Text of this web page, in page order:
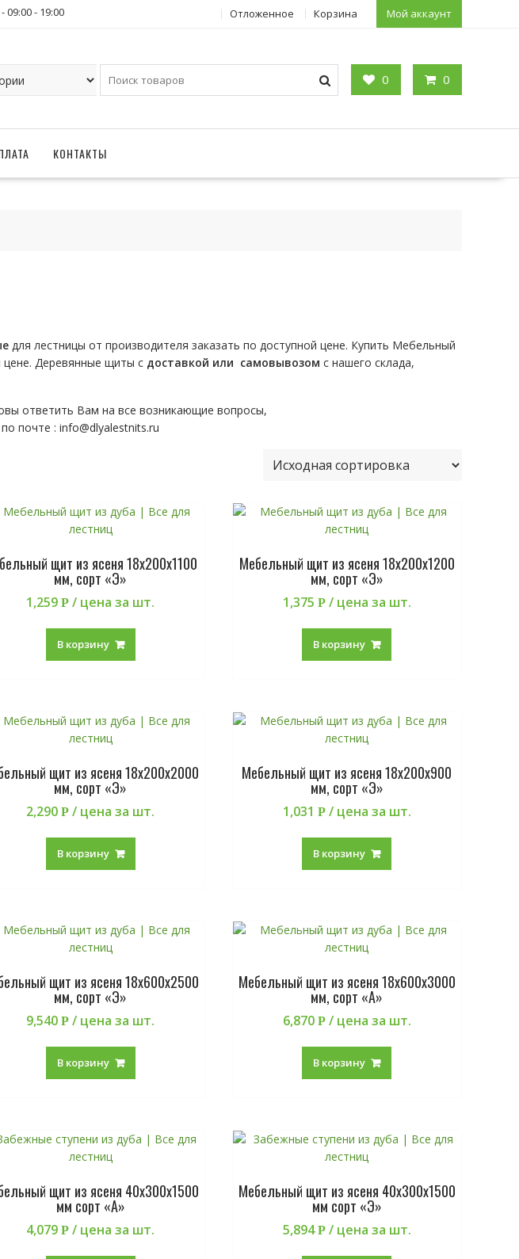
- 19:00 Отложенное Корзина Мой аккаунт
0 0
КОНТАКТЫ
для лестницы от производителя заказать по доступной цене. Купить Мебельный
Деревянные щиты с доставкой или самовывозом с нашего склада,
ответить Вам на все возникающие вопросы,
почте : info@dlyalestnits.ru
щит из ясеня 18х200х1100
мм, сорт «Э»
1,259Р / цена за шт.
В корзину
Мебельный щит из ясеня 18х200х1200
мм, сорт «Э»
1,375 Р / цена за шт.
В корзину
щит из ясеня 18х200х2000
мм, сорт «Э»
2,290Р / цена за шт.
В корзину
Мебельный щит из ясеня 18х200х900
мм, сорт «Э»
1,031 Р / цена за шт.
В корзину
щит из ясеня 18х600х2500
мм, сорт «Э»
9,540Р / цена за шт.
В корзину
Мебельный щит из ясеня 18х600х3000
мм, сорт «А»
6,870 Р / цена за шт.
В корзину
щит из ясеня 40х300х1500
мм сорт «А»
4,079Р / цена за шт.
Мебельный щит из ясеня 40х300х1500
мм сорт «Э»
5,894Р / цена за шт.